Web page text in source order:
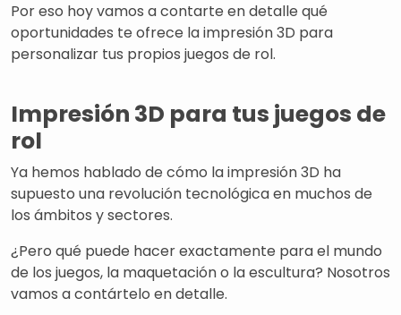
Por eso hoy vamos a contarte en detalle qué
oportunidades te ofrece la impresión 3D para
personalizar tus propios juegos de rol.
Impresión 3D para tus juegos de
rol
Ya hemos hablado de cómo la impresión 3D ha
supuesto una revolución tecnológica en muchos de
los ámbitos y sectores.
¿Pero qué puede hacer exactamente para el mundo
de los juegos, la maquetación o la escultura? Nosotros
vamos a contártelo en detalle.